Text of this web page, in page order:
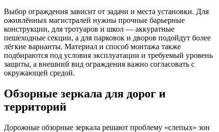
Выбор ограждения зависит от задачи и места установки. Для
оживлённых магистралей нужны прочные барьерные
конструкции, для тротуаров и школ — аккуратные
пешеходные секции, а для парковок и дворов подойдут более
лёгкие варианты. Материал и способ монтажа также
подбираются под условия эксплуатации и требуемый уровень
защиты, а внешний вид ограждения важно согласовать с
окружающей средой.
Обзорные зеркала для дорог и
территорий
Дорожные обзорные зеркала решают проблему «слепых» зон